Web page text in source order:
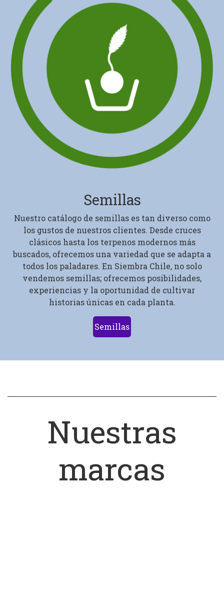
Semillas
Nuestro catálogo de semillas es tan diverso como
los gustos de nuestros clientes. Desde cruces
clásicos hasta los terpenos modernos más
buscados, ofrecemos una variedad que se adapta a
todos los paladares. En Siembra Chile, no solo
vendemos semillas; ofrecemos posibilidades,
experiencias y la oportunidad de cultivar
historias únicas en cada planta.
Semillas
Nuestras
marcas